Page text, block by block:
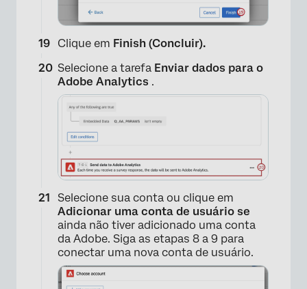
×
×
Clique em Finish (Concluir).
Selecione a tarefa Enviar dados para o
Adobe Analytics .
Selecione sua conta ou clique em
Adicionar uma conta de usuário se
ainda não tiver adicionado uma conta
da Adobe. Siga as etapas 8 a 9 para
conectar uma nova conta de usuário.